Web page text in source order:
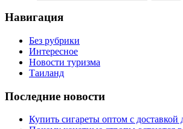
Навигация
Без рубрики
Интересное
Новости туризма
Таиланд
Последние новости
Купить сигареты оптом с доставкой